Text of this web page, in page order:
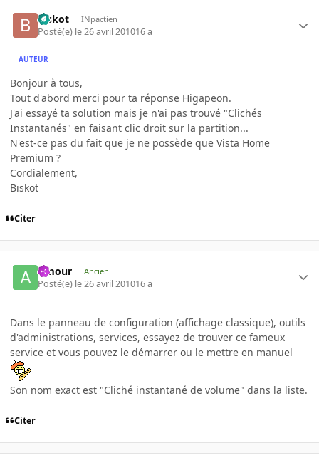
Biskot INpactien
Posté(e) le 26 avril 201016 a
AUTEUR
Bonjour à tous,
Tout d'abord merci pour ta réponse Higapeon.
J'ai essayé ta solution mais je n'ai pas trouvé "Clichés
Instantanés" en faisant clic droit sur la partition...
N'est-ce pas du fait que je ne possède que Vista Home
Premium ?
Cordialement,
Biskot
Citer
Amour Ancien
Posté(e) le 26 avril 201016 a
Dans le panneau de configuration (affichage classique), outils
d'administrations, services, essayez de trouver ce fameux
service et vous pouvez le démarrer ou le mettre en manuel
Son nom exact est "Cliché instantané de volume" dans la liste.
Citer